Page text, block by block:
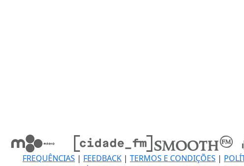
FREQUÊNCIAS | FEEDBACK | TERMOS E CONDIÇÕES |